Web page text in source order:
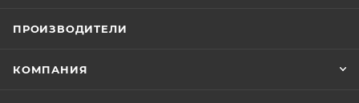
ПРОИЗВОДИТЕЛИ
КОМПАНИЯ